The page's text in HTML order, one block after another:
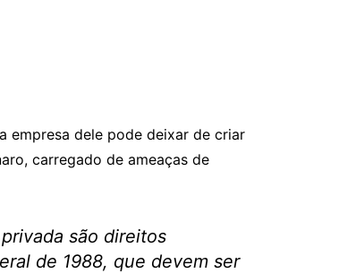
empresa dele pode deixar de criar
carregado de ameaças de
são direitos
de 1988, que devem ser